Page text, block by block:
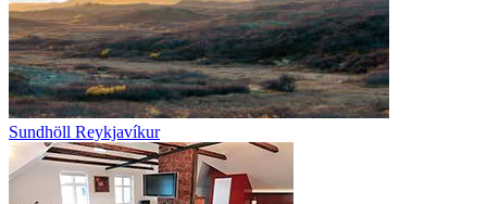
Sundhöll Reykjavíkur